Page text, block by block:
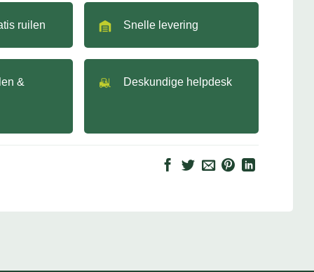
ruilen Snelle levering
&
Deskundige helpdesk